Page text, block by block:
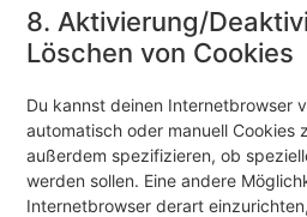
8. Aktivierung/
Löschen von Cookies
Du kannst deinen Internetbrowser
automatisch oder manuell Cookies
außerdem spezifizieren, ob
werden sollen. Eine andere
Internetbrowser derart